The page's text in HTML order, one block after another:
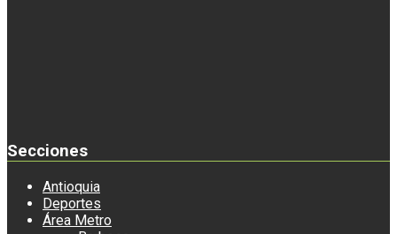
Secciones
Antioquia
Deportes
Área Metro